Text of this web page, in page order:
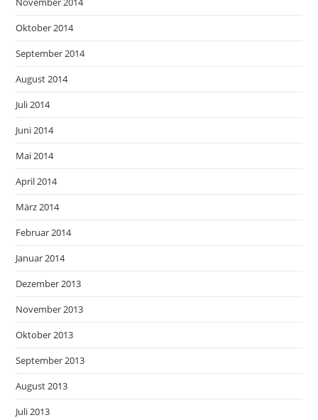
Oktober 2014
September 2014
August 2014
Juli 2014
Juni 2014
Mai 2014
April 2014
März 2014
Februar 2014
Januar 2014
Dezember 2013
November 2013
Oktober 2013
September 2013
August 2013
Juli 2013